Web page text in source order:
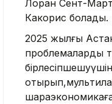
Лоран Сент-
Какорис болады.
2025 жылғы
проблемаларды